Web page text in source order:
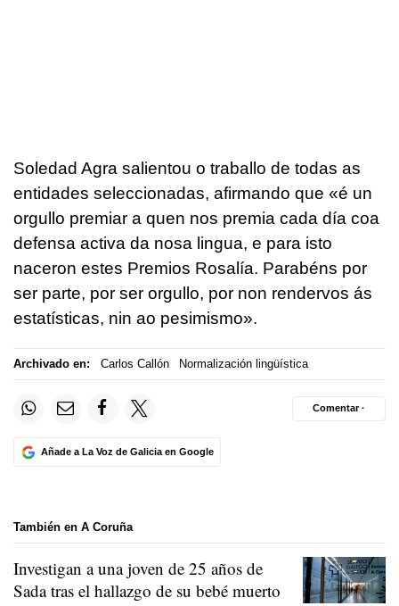
Soledad Agra salientou o traballo de todas as
entidades seleccionadas, afirmando que «é un
orgullo premiar a quen nos premia cada día coa
defensa activa da nosa lingua, e para isto
naceron estes Premios Rosalía. Parabéns por
ser parte, por ser orgullo, por non rendervos ás
estatísticas, nin ao pesimismo».
Archivado en: Carlos Callón Normalización lingüística
Añade a La Voz de Galicia en Google
Comentar ·
También en A Coruña
Investigan a una joven de 25 años de
Sada tras el hallazgo de su bebé muerto